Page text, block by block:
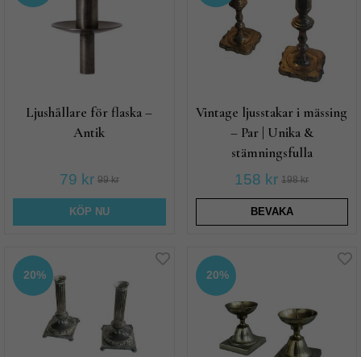
Ljushållare för flaska –
Antik
79 kr 99 kr
KÖP NU
Vintage ljusstakar i mässing
– Par | Unika &
stämningsfulla
158 kr 198 kr
BEVAKA
20% 20%